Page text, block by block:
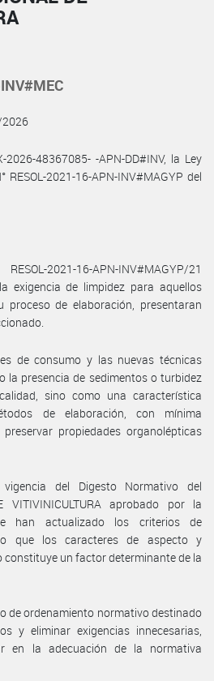
2026-48367085- -APN-DD#INV, la Ley
RESOL-2021-16-APN-INV#MAGYP del
2021-16-APN-INV#MAGYP/21
exigencia de limpidez para aquellos
de elaboración, presentaran
de consumo y las nuevas técnicas
la presencia de sedimentos o turbidez
sino como una característica
de elaboración, con mínima
propiedades organolépticas
del Digesto Normativo del
VITIVINICULTURA aprobado por la
han actualizado los criterios de
que los caracteres de aspecto y
constituye un factor determinante de la
de ordenamiento normativo destinado
y eliminar exigencias innecesarias,
en la adecuación de la normativa